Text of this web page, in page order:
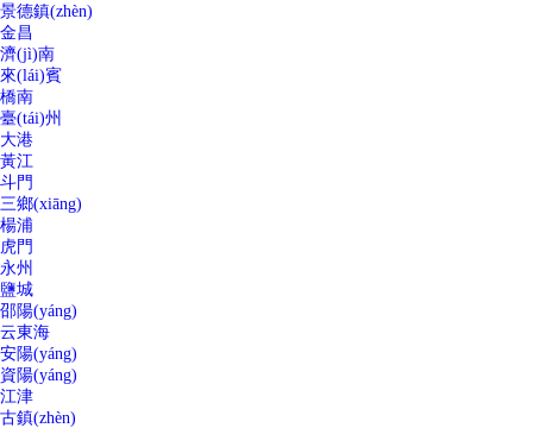
景德鎮(zhèn)
金昌
濟(jì)南
來(lái)賓
橋南
臺(tái)州
大港
黃江
斗門
三鄉(xiāng)
楊浦
虎門
永州
鹽城
邵陽(yáng)
云東海
安陽(yáng)
資陽(yáng)
江津
古鎮(zhèn)